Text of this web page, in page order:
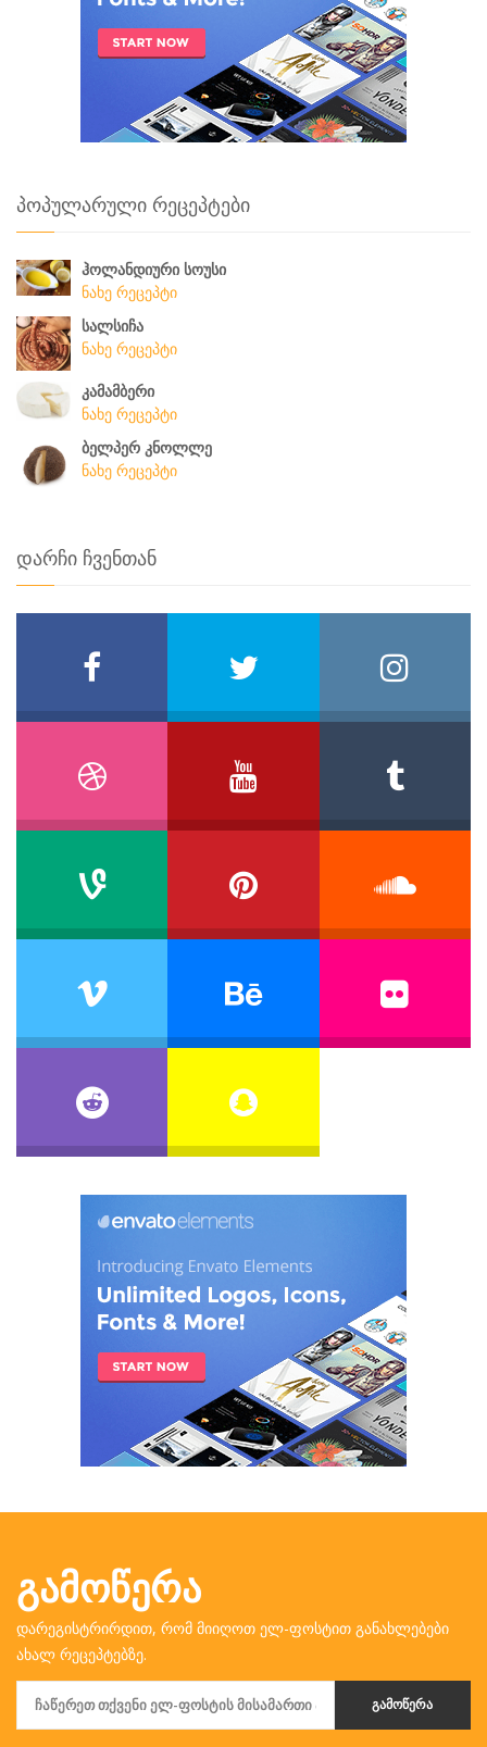
პოპულარული რეცეპტები
ჰოლანდიური სოუსი
ნახე რეცეპტი
სალსიჩა
ნახე რეცეპტი
კამამბერი
ნახე რეცეპტი
ბელპერ კნოლლე
ნახე რეცეპტი
დარჩი ჩვენთან
ᲒᲐᲛᲝᲬᲔᲠᲐ
დარეგისტრირდით, რომ მიიღოთ ელ-ფოსტით განახლებები
ახალ რეცეპტებზე.
ᲒᲐᲛᲝᲬᲔᲠᲐ